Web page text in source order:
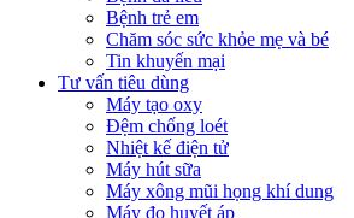
Bệnh trẻ em
Chăm sóc sức khỏe mẹ và bé
Tin khuyến mại
Tư vấn tiêu dùng
Máy tạo oxy
Đệm chống loét
Nhiệt kế điện tử
Máy hút sữa
Máy xông mũi họng khí dung
Máy đo huyết áp